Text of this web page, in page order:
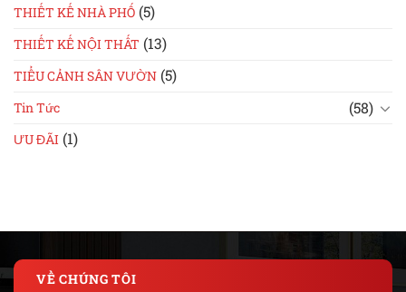
THIẾT KẾ NHÀ PHỐ (5)
THIẾT KẾ NỘI THẤT (13)
TIỂU CẢNH SÂN VƯỜN (5)
Tin Tức (58)
ƯU ĐÃI (1)
VỀ CHÚNG TÔI